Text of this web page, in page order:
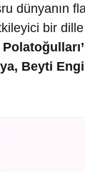
dünyanın
bir dille
Beyti